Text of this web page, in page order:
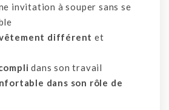
invitation à souper sans se
différent et
dans son travail
dans son rôle de